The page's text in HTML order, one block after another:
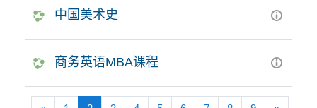
中国美术史
商务英语MBA课程